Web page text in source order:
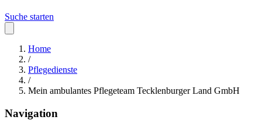
Suche starten
Home
/
Pflegedienste
/
Mein ambulantes Pflegeteam Tecklenburger Land GmbH
Navigation